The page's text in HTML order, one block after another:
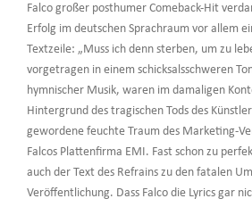
Falco großer posthumer Comeback-Hit
Erfolg im deutschen Sprachraum vor allem
Textzeile: „Muss ich denn sterben, um zu
vorgetragen in einem schicksalsschweren
hymnischer Musik, waren im damaligen
Hintergrund des tragischen Tods des
gewordene feuchte Traum des Marketing-
Falcos Plattenfirma EMI. Fast schon zu
auch der Text des Refrains zu den fatalen
Veröffentlichung. Dass Falco die Lyrics gar